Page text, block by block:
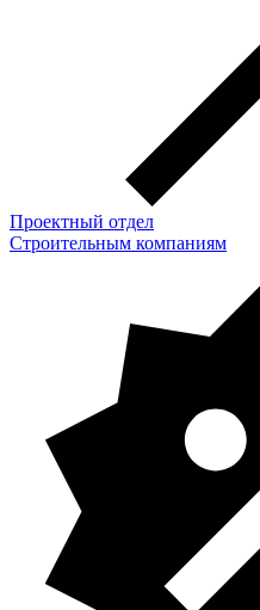
Проектный отдел
Строительным компаниям